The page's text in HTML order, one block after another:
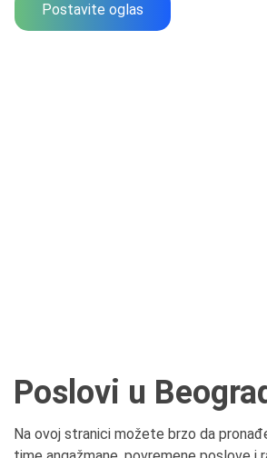
Postavite oglas
Poslovi u
Na ovoj stranici možete brzo da